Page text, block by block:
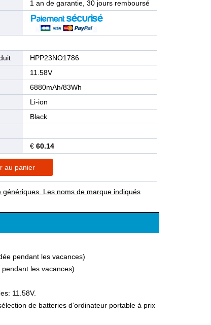
1 an de garantie, 30 jours remboursé
HPP23NO1786
11.58V
6880mAh/83Wh
Li-ion
Black
€60.14
au panier
Les noms de marque indiqués
pendant les vacances)
les vacances)
11.58V.
de batteries d’ordinateur portable à prix